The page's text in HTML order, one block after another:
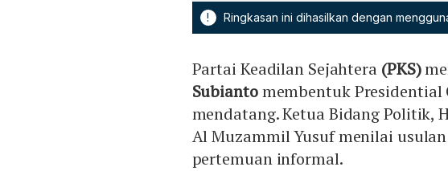
! Ringkasan ini dihasilkan dengan
Partai Keadilan Sejahtera (PKS)
Subiantomembentuk Presidential
mendatang. Ketua Bidang Politik,
Al Muzammil Yusuf menilai
pertemuan informal.